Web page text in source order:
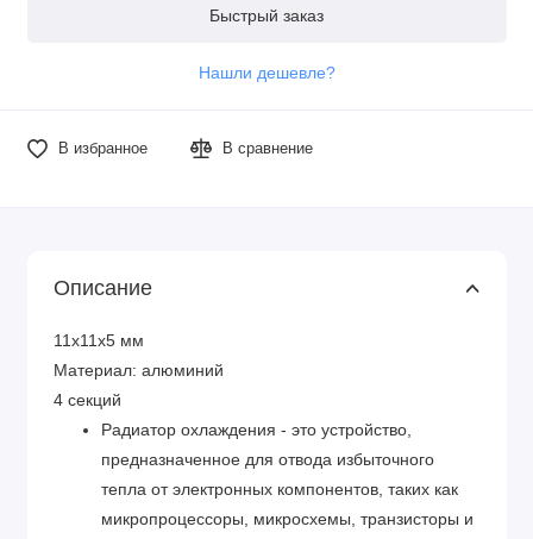
Быстрый заказ
Нашли дешевле?
В избранное В сравнение
Описание
11х11х5 мм
Материал: алюминий
4 секций
Радиатор охлаждения - это устройство,
предназначенное для отвода избыточного
тепла от электронных компонентов, таких как
микропроцессоры, микросхемы, транзисторы и